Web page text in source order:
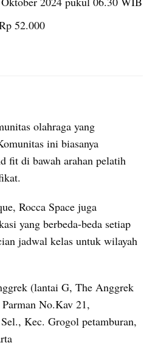
52.000
olahraga yang
ini biasanya
fit di bawah arahan pelatih
Rocca Space juga
yang berbeda-beda setiap
jadwal kelas untuk wilayah
(lantai G, The Anggrek
No.Kav 21,
Kec. Grogol petamburan,